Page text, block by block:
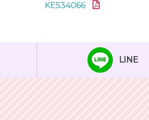
KE534066
LINE